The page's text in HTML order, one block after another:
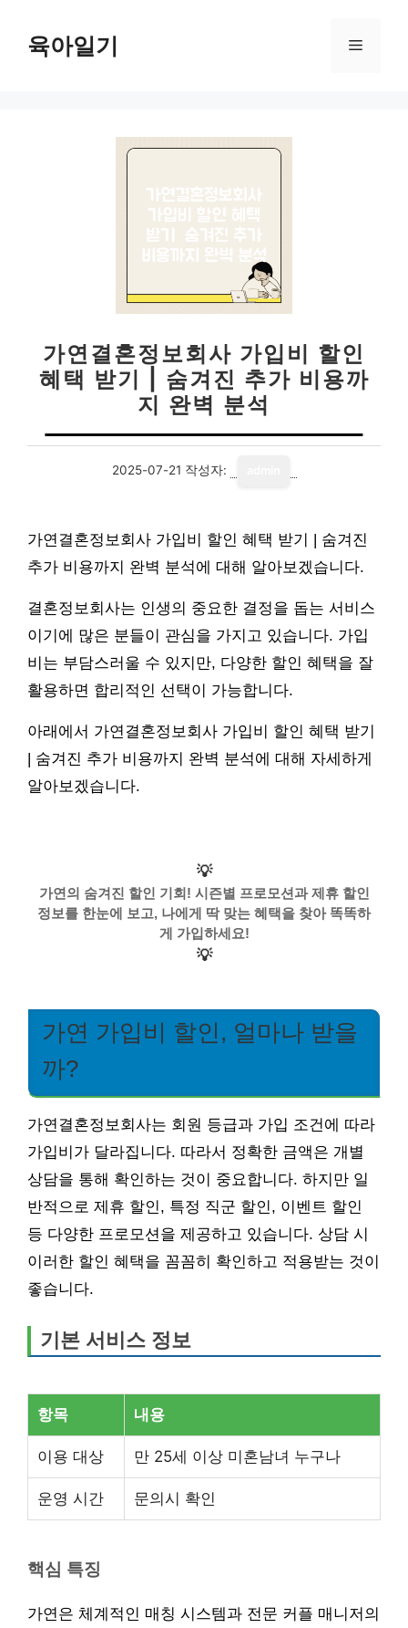
육아일기 메
가연결혼정보회사 가입비 할인
혜택 받기 | 숨겨진 추가 비용까
지 완벽 분석
2025-07-21 작성자:
가연결혼정보회사 가입비 할인 혜택 받기 | 숨겨진
추가 비용까지 완벽 분석에 대해 알아보겠습니다.
결혼정보회사는 인생의 중요한 결정을 돕는 서비스
이기에 많은 분들이 관심을 가지고 있습니다. 가입
비는 부담스러울 수 있지만, 다양한 할인 혜택을 잘
활용하면 합리적인 선택이 가능합니다.
아래에서 가연결혼정보회사 가입비 할인 혜택 받기
| 숨겨진 추가 비용까지 완벽 분석에 대해 자세하게
알아보겠습니다.
💡
가연의 숨겨진 할인 기회! 시즌별 프로모션과 제휴 할인
정보를 한눈에 보고, 나에게 딱 맞는 혜택을 찾아 똑똑하
게 가입하세요!
💡
가연 가입비 할인, 얼마나 받을
까?
가연결혼정보회사는 회원 등급과 가입 조건에 따라
가입비가 달라집니다. 따라서 정확한 금액은 개별
상담을 통해 확인하는 것이 중요합니다. 하지만 일
반적으로 제휴 할인, 특정 직군 할인, 이벤트 할인
등 다양한 프로모션을 제공하고 있습니다. 상담 시
이러한 할인 혜택을 꼼꼼히 확인하고 적용받는 것이
좋습니다.
기본 서비스 정보
항목 내용
이용 대상 만 25세 이상 미혼남녀 누구나
운영 시간 문의시 확인
핵심 특징
가연은 체계적인 매칭 시스템과 전문 커플 매니저의